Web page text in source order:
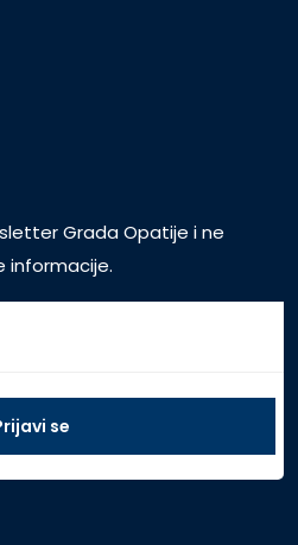
Grada Opatije i ne
informacije.